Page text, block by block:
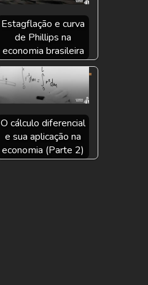
Estagflação e curva
de Phillips na
economia brasileira
O cálculo diferencial
e sua aplicação na
economia (Parte 2)